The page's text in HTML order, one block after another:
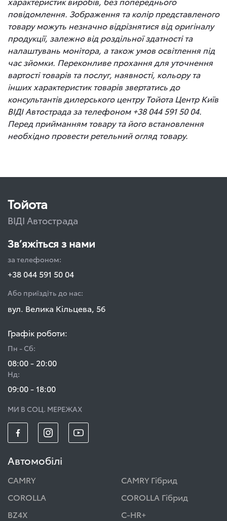
повідомлення. Зображення та колір представленого
товару можуть незначно відрізнятися від оригіналу
продукції, залежно від роздільної здатності та
налаштувань монітора, а також умов освітлення під
час зйомки. Переконливе прохання для уточнення
вартості товарів та послуг, наявності, кольору та
інших характеристик товарів звертатись до
консультантів дилерського центру Тойота Центр Київ
ВІДІ Автострада за телефоном +38 044 591 50 04.
Перед прийманням товару та його встановлення
необхідно провести ретельний огляд товару.
Тойота
ВІДІ Автострада
Зв’яжіться з нами
за телефоном:
+38 044 591 50 04
Або приїздіть до нас:
вул. Велика Кільцева, 56
Графік роботи:
Пн - Сб:
08:00 - 20:00
Нд:
09:00 - 18:00
МИ В СОЦ. МЕРЕЖАХ
Автомобілі
CAMRY
CAMRY Гібрид
COROLLA
COROLLA Гібрид
BZ4X
C-HR+